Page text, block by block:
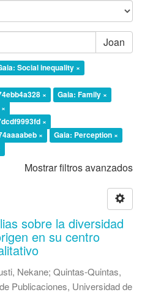
Joan
Social inequality ×
×
Gaia: Family ×
×
×
Gaia: Perception ×
Mostrar filtros avanzados
sobre la diversidad
en su centro
Nekane; Quintas-Quintas,
Publicaciones, Universidad de